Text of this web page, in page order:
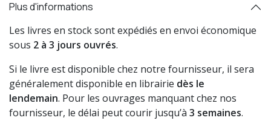
Plus d'informations
Les livres en stock sont expédiés en envoi économique
sous 2 à 3 jours ouvrés.
Si le livre est disponible chez notre fournisseur, il sera
généralement disponible en librairie dès le
lendemain. Pour les ouvrages manquant chez nos
fournisseur, le délai peut courir jusqu’à 3 semaines.